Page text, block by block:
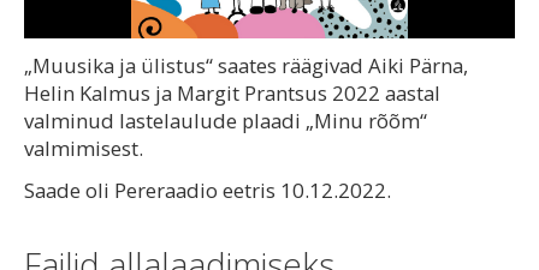
Video
„Muusika ja ülistus“ saates räägivad Aiki Pärna,
Helin Kalmus ja Margit Prantsus 2022 aastal
valminud lastelaulude plaadi „Minu rõõm“
valmimisest.
Saade oli Pereraadio eetris 10.12.2022.